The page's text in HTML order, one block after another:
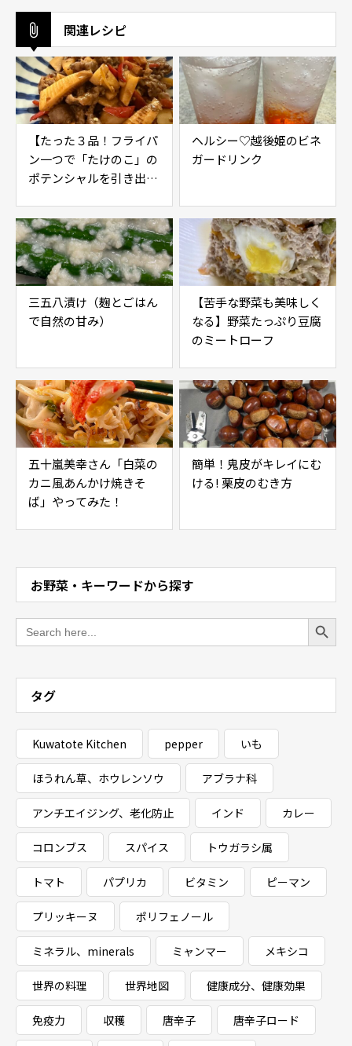
関連レシピ
【たった３品！フライパ
ン一つで「たけのこ」の
ポテンシャルを引き出す
ヘルシー♡越後姫のビネ
ガードリンク
三五八漬け（麹とごはん
で自然の甘み）
【苦手な野菜も美味しく
なる】野菜たっぷり豆腐
のミートローフ
五十嵐美幸さん「白菜の
カニ風あんかけ焼きそ
ば」やってみた！
簡単！鬼皮がキレイにむ
ける! 栗皮のむき方
お野菜・キーワードから探す
Search
for:
Search Button
タグ
Kuwatote Kitchen pepper いも
ほうれん草、ホウレンソウ アブラナ科
アンチエイジング、老化防止 インド カレー
コロンブス スパイス トウガラシ属
トマト パプリカ ビタミン ピーマン
プリッキーヌ ポリフェノール
ミネラル、minerals ミャンマー メキシコ
世界の料理 世界地図 健康成分、健康効果
免疫力 収穫 唐辛子 唐辛子ロード